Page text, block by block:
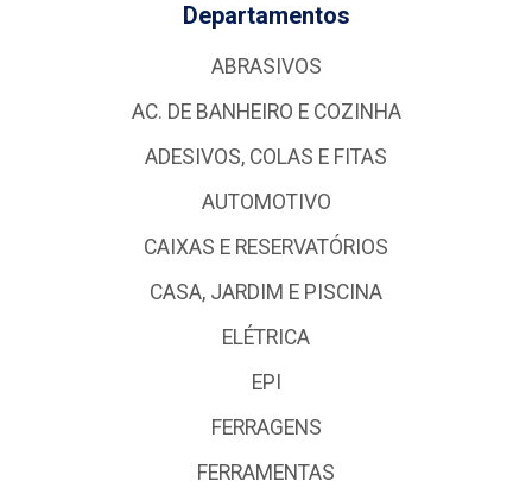
Departamentos
ABRASIVOS
AC. DE BANHEIRO E COZINHA
ADESIVOS, COLAS E FITAS
AUTOMOTIVO
CAIXAS E RESERVATÓRIOS
CASA, JARDIM E PISCINA
ELÉTRICA
EPI
FERRAGENS
FERRAMENTAS